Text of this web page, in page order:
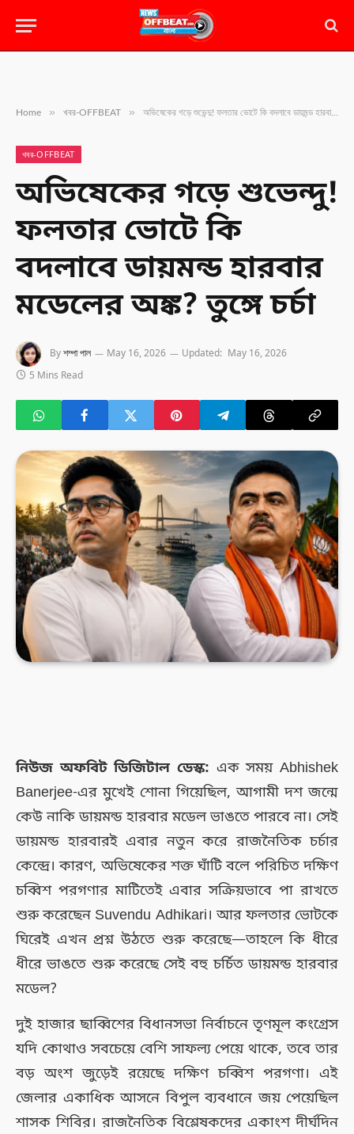
Home » খবর-OFFBEAT » অভিষেকের গড়ে শুভেন্দু! ফলতার ভোটে কি বদলাবে ডায়মন্ড হারবার মডেলের অঙ্ক? তুঙ্গে চর্চা
খবর-OFFBEAT
অভিষেকের গড়ে শুভেন্দু!
ফলতার ভোটে কি
বদলাবে ডায়মন্ড হারবার
মডেলের অঙ্ক? তুঙ্গে চর্চা
Byশম্পা পাল May 16, 2026 Updated: May 16, 2026
5 Mins Read
নিউজ অফবিট ডিজিটাল ডেস্ক: এক সময় Abhishek
Banerjee-এর মুখেই শোনা গিয়েছিল, আগামী দশ জন্মে
কেউ নাকি ডায়মন্ড হারবার মডেল ভাঙতে পারবে না। সেই
ডায়মন্ড হারবারই এবার নতুন করে রাজনৈতিক চর্চার
কেন্দ্রে। কারণ, অভিষেকের শক্ত ঘাঁটি বলে পরিচিত দক্ষিণ
চব্বিশ পরগণার মাটিতেই এবার সক্রিয়ভাবে পা রাখতে
শুরু করেছেন Suvendu Adhikari। আর ফলতার ভোটকে
ঘিরেই এখন প্রশ্ন উঠতে শুরু করেছে—তাহলে কি ধীরে
ধীরে ভাঙতে শুরু করেছে সেই বহু চর্চিত ডায়মন্ড হারবার
মডেল?
দুই হাজার ছাব্বিশের বিধানসভা নির্বাচনে তৃণমূল কংগ্রেস
যদি কোথাও সবচেয়ে বেশি সাফল্য পেয়ে থাকে, তবে তার
বড় অংশ জুড়েই রয়েছে দক্ষিণ চব্বিশ পরগণা। এই
জেলার একাধিক আসনে বিপুল ব্যবধানে জয় পেয়েছিল
শাসক শিবির। রাজনৈতিক বিশ্লেষকদের একাংশ দীর্ঘদিন